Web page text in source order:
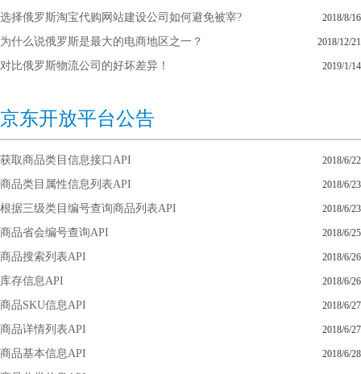
选择俄罗斯淘宝代购网站建设公司如何避免被宰? 2018/8/16
为什么说俄罗斯是最大的电商地区之一？ 2018/12/21
对比俄罗斯物流公司的好坏差异！ 2019/1/14
京东开放平台公告
获取商品类目信息接口API 2018/6/22
商品类目属性信息列表API 2018/6/23
根据三级类目编号查询商品列表API 2018/6/23
商品省会编号查询API 2018/6/25
商品搜索列表API 2018/6/26
库存信息API 2018/6/26
商品SKU信息API 2018/6/27
商品详情列表API 2018/6/27
商品基本信息API 2018/6/28